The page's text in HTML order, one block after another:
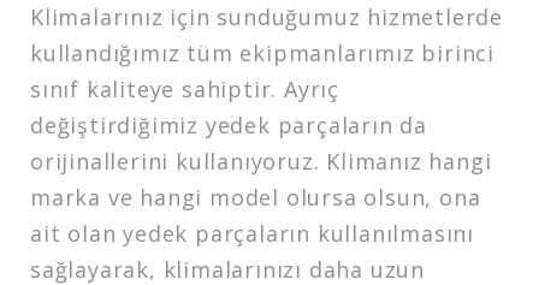
Klimalarınız için sunduğumuz hizmetlerde
kullandığımız tüm ekipmanlarımız birinci
sınıf kaliteye sahiptir. Ayrıç
değiştirdiğimiz yedek parçaların da
orijinallerini kullanıyoruz. Klimanız hangi
marka ve hangi model olursa olsun, ona
ait olan yedek parçaların kullanılmasını
sağlayarak, klimalarınızı daha uzun